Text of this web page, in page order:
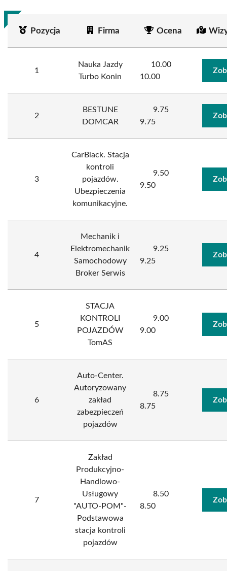
Pozycja Firma Ocena
1
Nauka Jazdy
Turbo Konin
10.00
10.00
2
BESTUNE
DOMCAR
9.75
9.75
3
CarBlack. Stacja
kontroli
pojazdów.
Ubezpieczenia
komunikacyjne.
9.50
9.50
4
Mechanik i
Elektromechanik
Samochodowy
Broker Serwis
9.25
9.25
5
STACJA
KONTROLI
POJAZDÓW
TomAS
9.00
9.00
6
Auto-Center.
Autoryzowany
zakład
zabezpieczeń
pojazdów
8.75
8.75
7
Zakład
Produkcyjno-
Handlowo-
Usługowy
"AUTO-POM"-
Podstawowa
stacja kontroli
pojazdów
8.50
8.50